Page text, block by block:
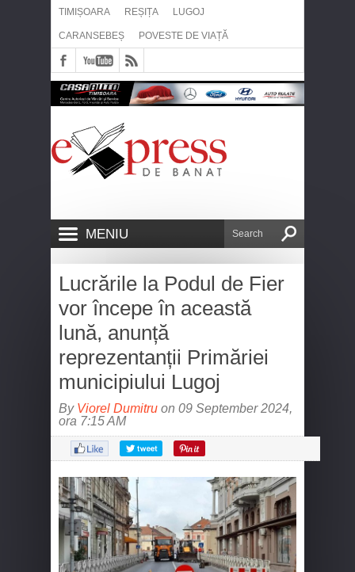
TIMIȘOARA REȘIȚA LUGOJ
CARANSEBEȘ POVESTE DE VIAȚĂ
MENIU
Lucrările la Podul de Fier
vor începe în această
lună, anunță
reprezentanții Primăriei
municipiului Lugoj
By Viorel Dumitru on 09 September 2024,
ora 7:15 AM